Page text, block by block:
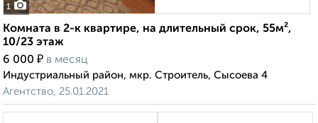
1
Комната в 2-к квартире, на длительный срок, 55м²,
10/23 этаж
6 000 ₽ в месяц
Индустриальный район, мкр. Строитель, Сысоева 4
Агентство, 25.01.2021